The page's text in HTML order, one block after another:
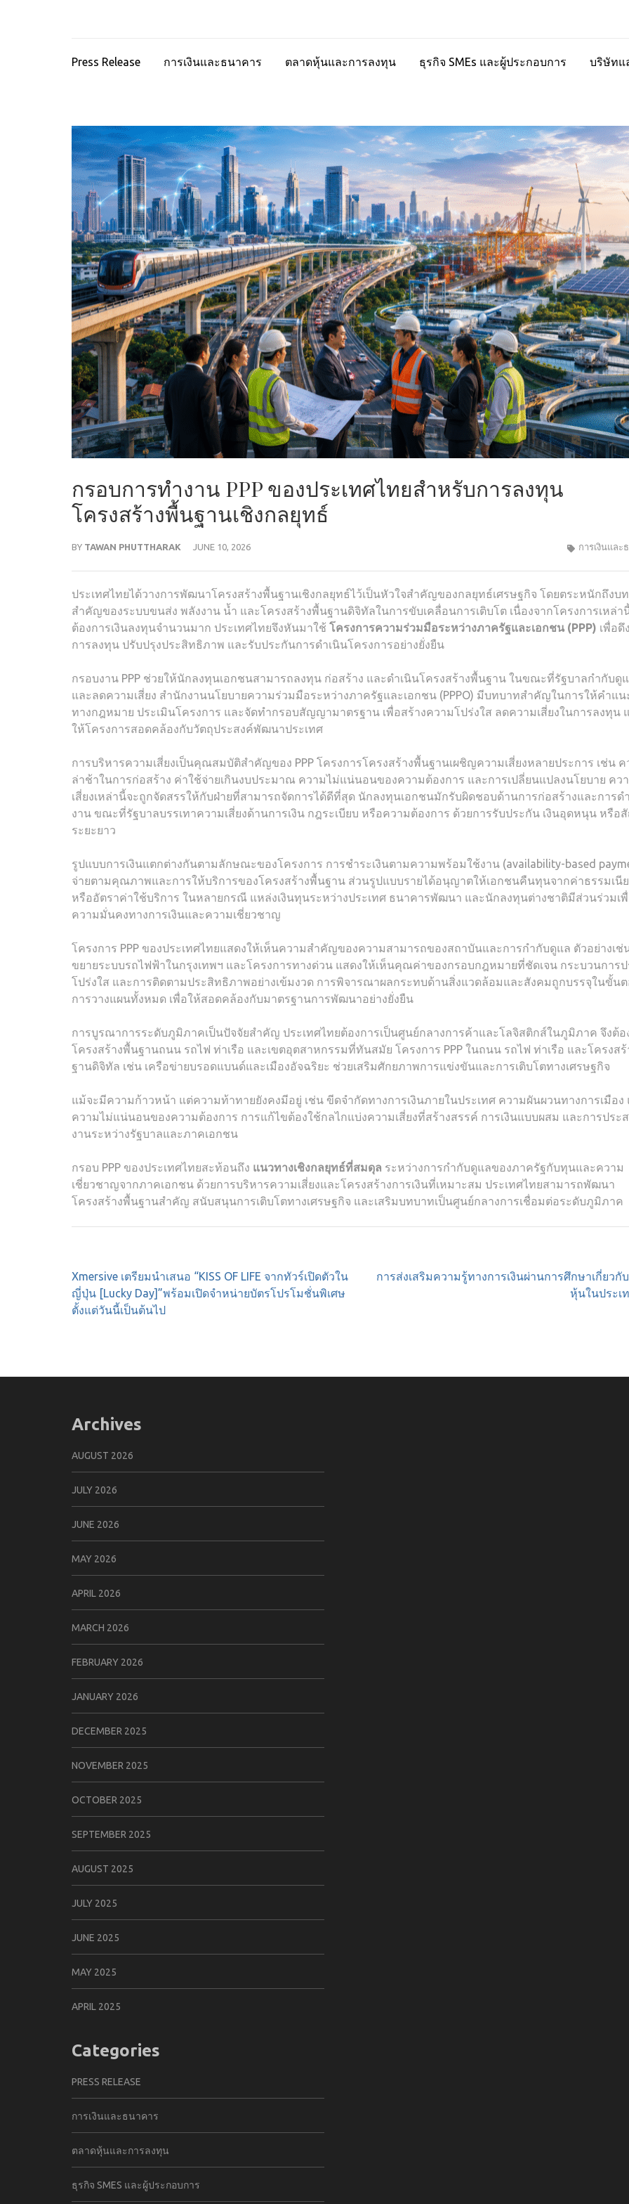
Press Release การเงินและธนาคาร ตลาดหุ้นและการลงทุน ธุรกิจ SMEs และผู้ประกอบการ บริษัทแ
กรอบการทำงาน PPP ของประเทศไทยสำหรับการลงทุน
โครงสร้างพื้นฐานเชิงกลยุทธ์
BY TAWAN PHUTTHARAK JUNE 10, 2026 การเงินและ
ประเทศไทยได้วางการพัฒนาโครงสร้างพื้นฐานเชิงกลยุทธ์ไว้เป็นหัวใจสำคัญของกลยุทธ์เศรษฐกิจ โดยตระหนักถึงบ
สำคัญของระบบขนส่ง พลังงาน น้ำ และโครงสร้างพื้นฐานดิจิทัลในการขับเคลื่อนการเติบโต เนื่องจากโครงการเหล่า
ต้องการเงินลงทุนจำนวนมาก ประเทศไทยจึงหันมาใช้ โครงการความร่วมมือระหว่างภาครัฐและเอกชน (PPP) เพื่อดึ
การลงทุน ปรับปรุงประสิทธิภาพ และรับประกันการดำเนินโครงการอย่างยั่งยืน
กรอบงาน PPP ช่วยให้นักลงทุนเอกชนสามารถลงทุน ก่อสร้าง และดำเนินโครงสร้างพื้นฐาน ในขณะที่รัฐบาลกำกับดู
และลดความเสี่ยง สำนักงานนโยบายความร่วมมือระหว่างภาครัฐและเอกชน (PPPO) มีบทบาทสำคัญในการให้คำแน
ทางกฎหมาย ประเมินโครงการ และจัดทำกรอบสัญญามาตรฐาน เพื่อสร้างความโปร่งใส ลดความเสี่ยงในการลงทุน
ให้โครงการสอดคล้องกับวัตถุประสงค์พัฒนาประเทศ
การบริหารความเสี่ยงเป็นคุณสมบัติสำคัญของ PPP โครงการโครงสร้างพื้นฐานเผชิญความเสี่ยงหลายประการ เช่น ค
ล่าช้าในการก่อสร้าง ค่าใช้จ่ายเกินงบประมาณ ความไม่แน่นอนของความต้องการ และการเปลี่ยนแปลงนโยบาย คว
เสี่ยงเหล่านี้จะถูกจัดสรรให้กับฝ่ายที่สามารถจัดการได้ดีที่สุด นักลงทุนเอกชนมักรับผิดชอบด้านการก่อสร้างและการด
งาน ขณะที่รัฐบาลบรรเทาความเสี่ยงด้านการเงิน กฎระเบียบ หรือความต้องการ ด้วยการรับประกัน เงินอุดหนุน หรือ
ระยะยาว
รูปแบบการเงินแตกต่างกันตามลักษณะของโครงการ การชำระเงินตามความพร้อมใช้งาน (availability-based
จ่ายตามคุณภาพและการให้บริการของโครงสร้างพื้นฐาน ส่วนรูปแบบรายได้อนุญาตให้เอกชนคืนทุนจากค่าธรรมเนี
หรืออัตราค่าใช้บริการ ในหลายกรณี แหล่งเงินทุนระหว่างประเทศ ธนาคารพัฒนา และนักลงทุนต่างชาติมีส่วนร่วมเพื่
ความมั่นคงทางการเงินและความเชี่ยวชาญ
โครงการ PPP ของประเทศไทยแสดงให้เห็นความสำคัญของความสามารถของสถาบันและการกำกับดูแล ตัวอย่างเช่
ขยายระบบรถไฟฟ้าในกรุงเทพฯ และโครงการทางด่วน แสดงให้เห็นคุณค่าของกรอบกฎหมายที่ชัดเจน กระบวนการ
โปร่งใส และการติดตามประสิทธิภาพอย่างเข้มงวด การพิจารณาผลกระทบด้านสิ่งแวดล้อมและสังคมถูกบรรจุในขั้น
การวางแผนทั้งหมด เพื่อให้สอดคล้องกับมาตรฐานการพัฒนาอย่างยั่งยืน
การบูรณาการระดับภูมิภาคเป็นปัจจัยสำคัญ ประเทศไทยต้องการเป็นศูนย์กลางการค้าและโลจิสติกส์ในภูมิภาค จึงต้อ
โครงสร้างพื้นฐานถนน รถไฟ ท่าเรือ และเขตอุตสาหกรรมที่ทันสมัย โครงการ PPP ในถนน รถไฟ ท่าเรือ และโครงส
ฐานดิจิทัล เช่น เครือข่ายบรอดแบนด์และเมืองอัจฉริยะ ช่วยเสริมศักยภาพการแข่งขันและการเติบโตทางเศรษฐกิจ
แม้จะมีความก้าวหน้า แต่ความท้าทายยังคงมีอยู่ เช่น ขีดจำกัดทางการเงินภายในประเทศ ความผันผวนทางการเมือง
ความไม่แน่นอนของความต้องการ การแก้ไขต้องใช้กลไกแบ่งความเสี่ยงที่สร้างสรรค์ การเงินแบบผสม และการประ
งานระหว่างรัฐบาลและภาคเอกชน
กรอบ PPP ของประเทศไทยสะท้อนถึง แนวทางเชิงกลยุทธ์ที่สมดุล ระหว่างการกำกับดูแลของภาครัฐกับทุนและความ
เชี่ยวชาญจากภาคเอกชน ด้วยการบริหารความเสี่ยงและโครงสร้างการเงินที่เหมาะสม ประเทศไทยสามารถพัฒนา
โครงสร้างพื้นฐานสำคัญ สนับสนุนการเติบโตทางเศรษฐกิจ และเสริมบทบาทเป็นศูนย์กลางการเชื่อมต่อระดับภูมิภาค
Post
navigation
Xmersive เตรียมนำเสนอ “KISS OF LIFE จากทัวร์เปิดตัวใน
ญี่ปุ่น [Lucky Day]”พร้อมเปิดจำหน่ายบัตรโปรโมชั่นพิเศษ
ตั้งแต่วันนี้เป็นต้นไป
การส่งเสริมความรู้ทางการเงินผ่านการศึกษาเกี่ยวกั
หุ้นในประเ
Archives
AUGUST 2026
JULY 2026
JUNE 2026
MAY 2026
APRIL 2026
MARCH 2026
FEBRUARY 2026
JANUARY 2026
DECEMBER 2025
NOVEMBER 2025
OCTOBER 2025
SEPTEMBER 2025
AUGUST 2025
JULY 2025
JUNE 2025
MAY 2025
APRIL 2025
Categories
PRESS RELEASE
การเงินและธนาคาร
ตลาดหุ้นและการลงทุน
ธุรกิจ SMES และผู้ประกอบการ